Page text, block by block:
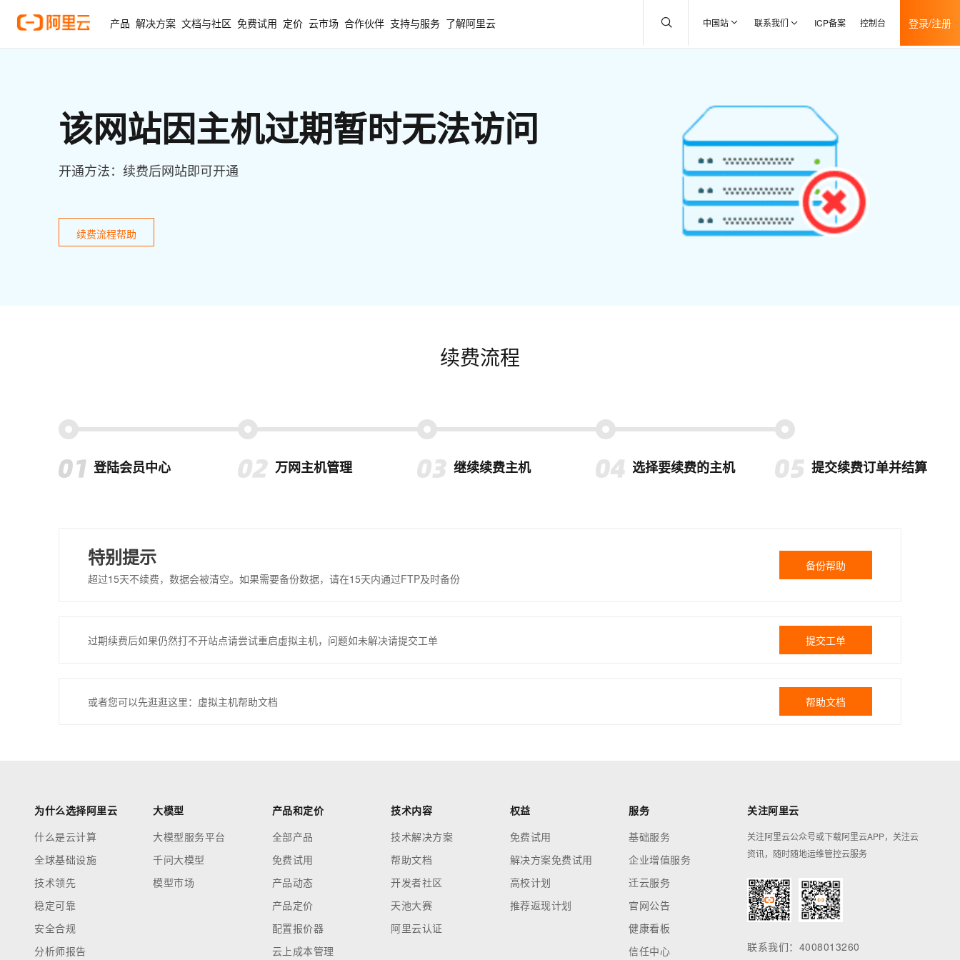
产品 解决方案 文档与社区 免费试用 定价 云市场 合作伙伴 支持与服务 了解阿里云 中国站 联系我们 ICP备案 控制台 登录/注册
该网站因主机过期暂时无法访问
开通方法：续费后网站即可开通
续费流程帮助
续费流程
登陆会员中心 万网主机管理 继续续费主机 选择要续费的主机 提交续费订单并结算
特别提示
超过15天不续费，数据会被清空。如果需要备份数据，请在15天内通过FTP及时备份
备份帮助
过期续费后如果仍然打不开站点请尝试重启虚拟主机，问题如未解决请提交工单 提交工单
或者您可以先逛逛这里：虚拟主机帮助文档 帮助文档